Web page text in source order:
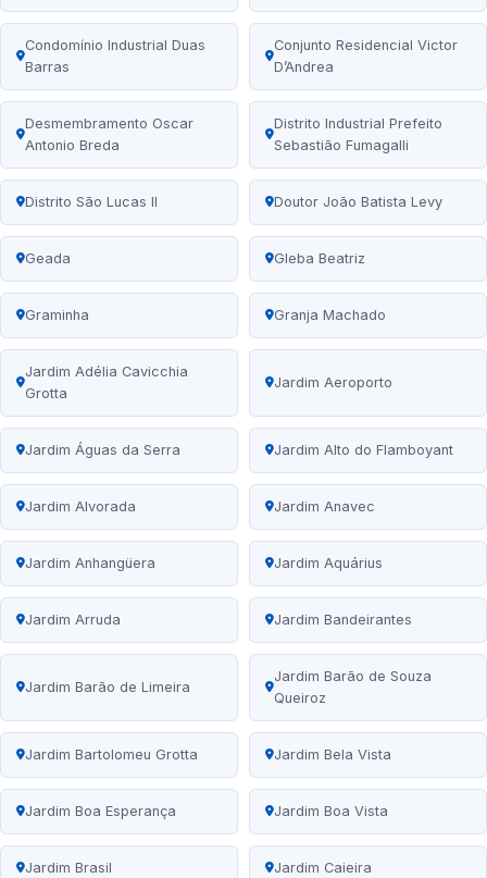
Condomínio Industrial Duas
Barras
Conjunto Residencial Victor
D’Andrea
Desmembramento Oscar
Antonio Breda
Distrito Industrial Prefeito
Sebastião Fumagalli
Distrito São Lucas II Doutor João Batista Levy
Geada Gleba Beatriz
Graminha Granja Machado
Jardim Adélia Cavicchia
Grotta
Jardim Aeroporto
Jardim Águas da Serra Jardim Alto do Flamboyant
Jardim Alvorada Jardim Anavec
Jardim Anhangüera Jardim Aquárius
Jardim Arruda Jardim Bandeirantes
Jardim Barão de Limeira
Jardim Barão de Souza
Queiroz
Jardim Bartolomeu Grotta Jardim Bela Vista
Jardim Boa Esperança Jardim Boa Vista
Jardim Brasil Jardim Caieira